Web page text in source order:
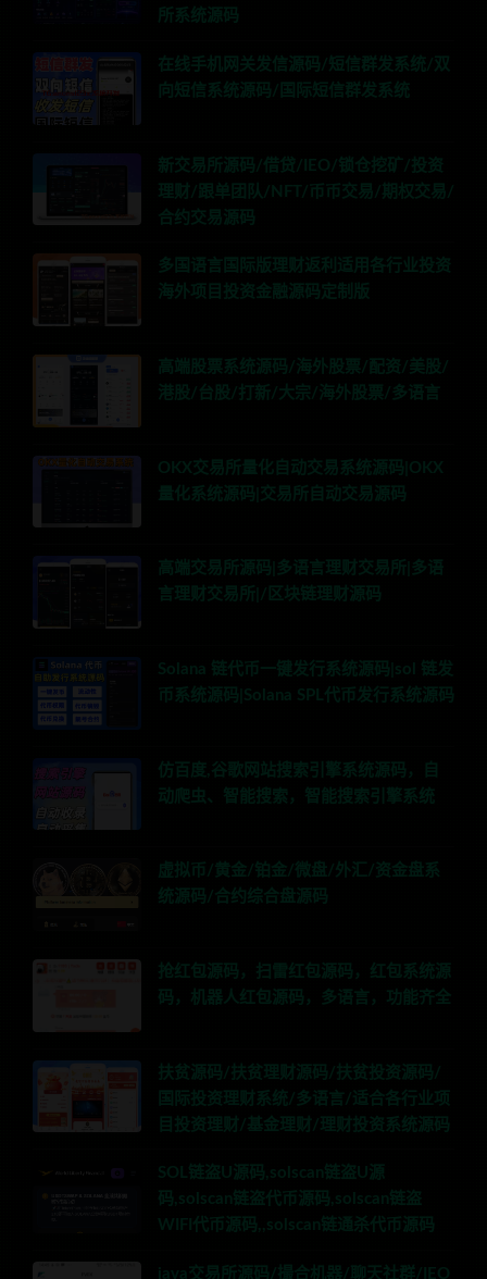
所系统源码
在线手机网关发信源码/短信群发系统/双
向短信系统源码/国际短信群发系统
新交易所源码/借贷/IEO/锁仓挖矿/投资
理财/跟单团队/NFT/币币交易/期权交易/
合约交易源码
多国语言国际版理财返利适用各行业投资
海外项目投资金融源码定制版
高端股票系统源码/海外股票/配资/美股/
港股/台股/打新/大宗/海外股票/多语言
OKX交易所量化自动交易系统源码|OKX
量化系统源码|交易所自动交易源码
高端交易所源码|多语言理财交易所|多语
言理财交易所|/区块链理财源码
Solana 链代币一键发行系统源码|sol 链发
币系统源码|Solana SPL代币发行系统源码
仿百度,谷歌网站搜索引擎系统源码，自
动爬虫、智能搜索，智能搜索引擎系统
虚拟币/黄金/铂金/微盘/外汇/资金盘系
统源码/合约综合盘源码
抢红包源码，扫雷红包源码，红包系统源
码，机器人红包源码，多语言，功能齐全
扶贫源码/扶贫理财源码/扶贫投资源码/
国际投资理财系统/多语言/适合各行业项
目投资理财/基金理财/理财投资系统源码
SOL链盗U源码,solscan链盗U源
码,solscan链盗代币源码,solscan链盗
WIFI代币源码,,solscan链通杀代币源码
java交易所源码/撮合机器/聊天社群/IEO